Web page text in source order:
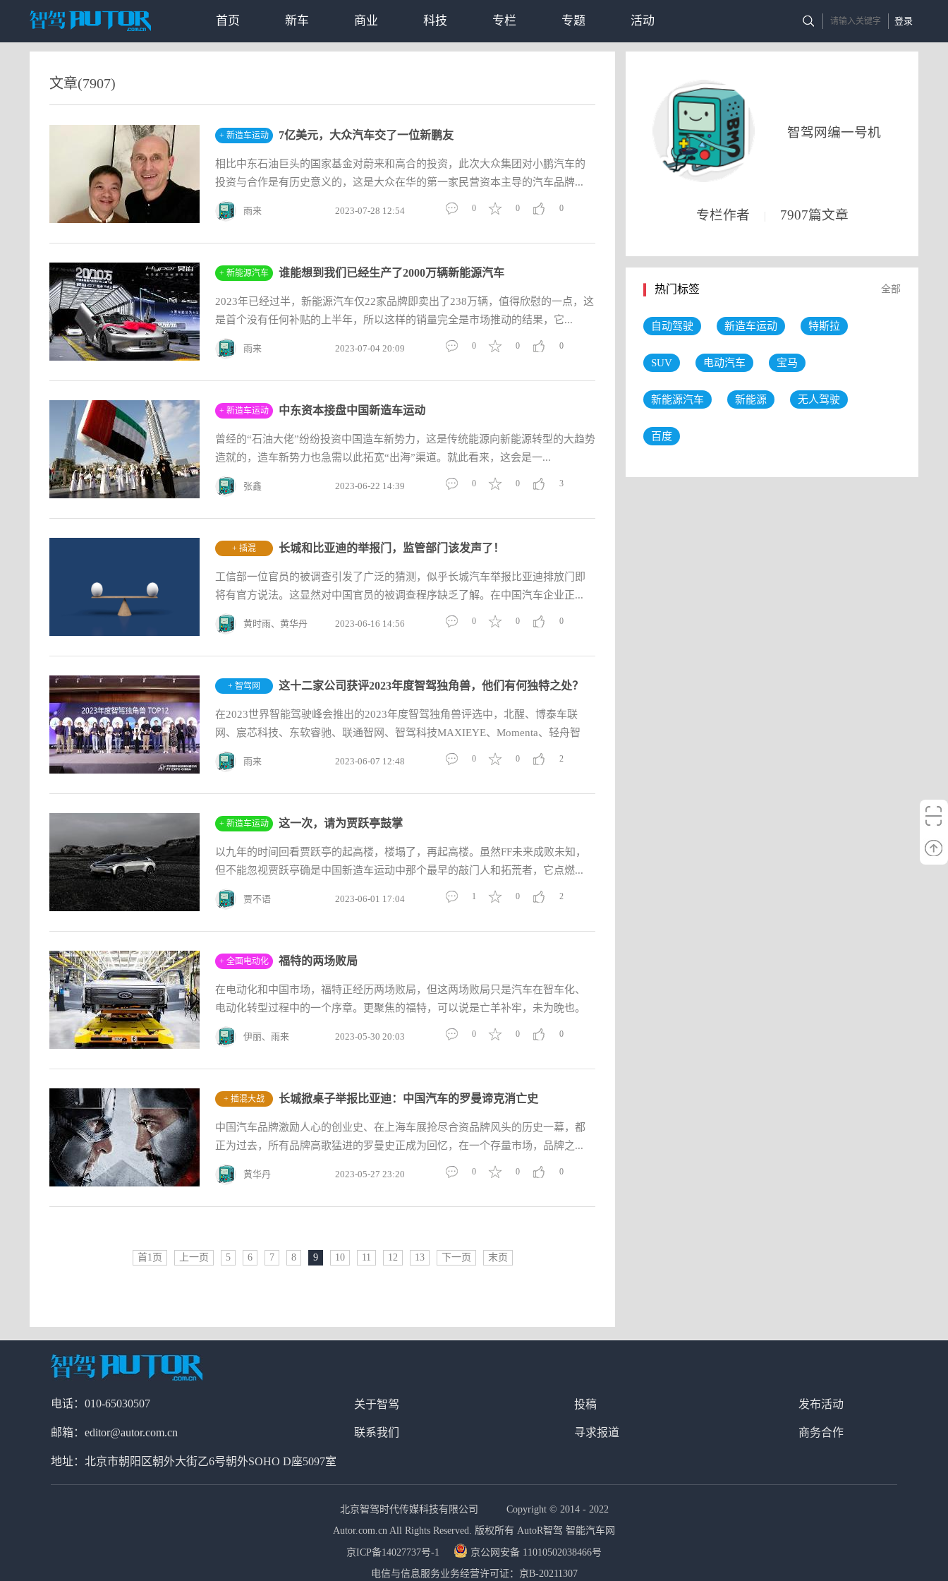
登录
首页 新车 商业 科技 专栏 专题 活动
文章(7907)
+ 新造车运动 7亿美元，大众汽车交了一位新鹏友
相比中东石油巨头的国家基金对蔚来和高合的投资，此次大众集团对小鹏汽车的
投资与合作是有历史意义的，这是大众在华的第一家民营资本主导的汽车品牌...
雨来 2023-07-28 12:54 0
0
0
+ 新能源汽车 谁能想到我们已经生产了2000万辆新能源汽车
2023年已经过半，新能源汽车仅22家品牌即卖出了238万辆，值得欣慰的一点，这
是首个没有任何补贴的上半年，所以这样的销量完全是市场推动的结果，它...
雨来 2023-07-04 20:09 0
0
0
+ 新造车运动 中东资本接盘中国新造车运动
曾经的“石油大佬”纷纷投资中国造车新势力，这是传统能源向新能源转型的大趋势
造就的，造车新势力也急需以此拓宽“出海”渠道。就此看来，这会是一...
张鑫 2023-06-22 14:39 3
0
0
+ 插混 长城和比亚迪的举报门，监管部门该发声了！
工信部一位官员的被调查引发了广泛的猜测，似乎长城汽车举报比亚迪排放门即
将有官方说法。这显然对中国官员的被调查程序缺乏了解。在中国汽车企业正...
黄时雨、黄华丹 2023-06-16 14:56 0
0
0
+ 智驾网 这十二家公司获评2023年度智驾独角兽，他们有何独特之处？
在2023世界智能驾驶峰会推出的2023年度智驾独角兽评选中，北醒、博泰车联
网、宸芯科技、东软睿驰、联通智网、智驾科技MAXIEYE、Momenta、轻舟智
航、...
雨来 2023-06-07 12:48 2
0
0
+ 新造车运动 这一次，请为贾跃亭鼓掌
以九年的时间回看贾跃亭的起高楼，楼塌了，再起高楼。虽然FF未来成败未知，
但不能忽视贾跃亭确是中国新造车运动中那个最早的敲门人和拓荒者，它点燃...
贾不语 2023-06-01 17:04 2
0
1
+ 全面电动化 福特的两场败局
在电动化和中国市场，福特正经历两场败局，但这两场败局只是汽车在智车化、
电动化转型过程中的一个序章。更聚焦的福特，可以说是亡羊补牢，未为晚也。
伊丽、雨来 2023-05-30 20:03 0
0
0
+ 插混大战 长城掀桌子举报比亚迪：中国汽车的罗曼谛克消亡史
中国汽车品牌激励人心的创业史、在上海车展抢尽合资品牌风头的历史一幕，都
正为过去，所有品牌高歌猛进的罗曼史正成为回忆，在一个存量市场，品牌之...
黄华丹 2023-05-27 23:20 0
0
0
首1页 上一页 5 6 7 8 9 10 11 12 13 下一页 末页
智驾网编一号机
专栏作者 | 7907篇文章
热门标签 全部
自动驾驶 新造车运动 特斯拉
SUV 电动汽车 宝马
新能源汽车 新能源 无人驾驶
百度
电话：010-65030507
邮箱：editor@autor.com.cn
地址：北京市朝阳区朝外大街乙6号朝外SOHO D座5097室
关于智驾
联系我们
投稿
寻求报道
发布活动
商务合作
北京智驾时代传媒科技有限公司 Copyright © 2014 - 2022
Autor.com.cn All Rights Reserved. 版权所有 AutoR智驾 智能汽车网
京ICP备14027737号-1
京公网安备 11010502038466号
电信与信息服务业务经营许可证：京B-20211307